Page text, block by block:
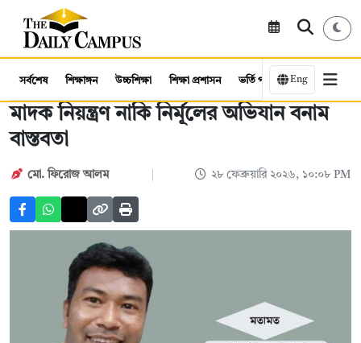
সর্বশেষ শিক্ষাঙ্গন উচ্চশিক্ষা শিক্ষা প্রশাসন ভর্তি পরীক্ষা কর্মসংস্থান
Eng
মাদক নিয়ন্ত্রণ নাকি নির্মূলের অভিযান বনাম
বাস্তবতা
মো. ফিরোজ আলম ২৮ ফেব্রুয়ারি ২০২৬, ১০:০৮ PM